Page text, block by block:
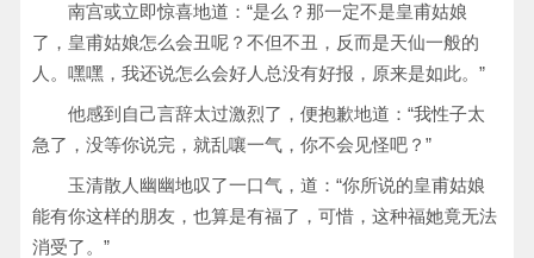
南宫或立即惊喜地道：“是么？那一定不是皇甫姑娘
了，皇甫姑娘怎么会丑呢？不但不丑，反而是天仙一般的
人。嘿嘿，我还说怎么会好人总没有好报，原来是如此。”
他感到自己言辞太过激烈了，便抱歉地道：“我性子太
急了，没等你说完，就乱嚷一气，你不会见怪吧？”
玉清散人幽幽地叹了一口气，道：“你所说的皇甫姑娘
能有你这样的朋友，也算是有福了，可惜，这种福她竟无法
消受了。”